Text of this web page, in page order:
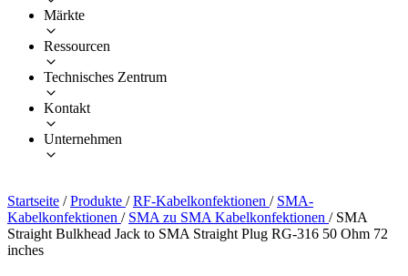
Märkte
Ressourcen
Technisches Zentrum
Kontakt
Unternehmen
Startseite / Produkte / RF-Kabelkonfektionen / SMA-
Kabelkonfektionen / SMA zu SMA Kabelkonfektionen / SMA
Straight Bulkhead Jack to SMA Straight Plug RG-316 50 Ohm 72
inches